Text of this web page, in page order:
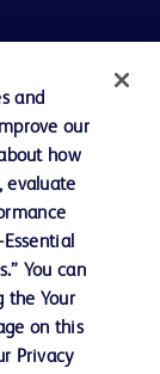
and
our
how
evaluate
You can
the Your
on this
Privacy